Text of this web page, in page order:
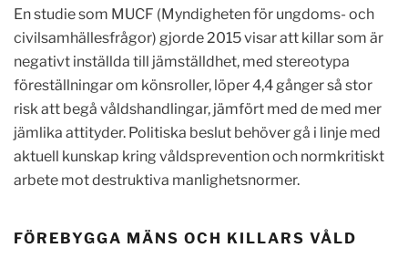
En studie som MUCF (Myndigheten för ungdoms- och
civilsamhällesfrågor) gjorde 2015 visar att killar som är
negativt inställda till jämställdhet, med stereotypa
föreställningar om könsroller, löper 4,4 gånger så stor
risk att begå våldshandlingar, jämfört med de med mer
jämlika attityder. Politiska beslut behöver gå i linje med
aktuell kunskap kring våldsprevention och normkritiskt
arbete mot destruktiva manlighetsnormer.
FÖREBYGGA MÄNS OCH KILLARS VÅLD